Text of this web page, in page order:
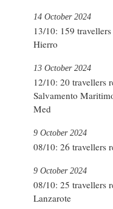
13/10: 159
Hierro
14 October 2024
12/10: 20 travellers
Salvamento
Med
13 October 2024
08/10: 26 travellers
9 October 2024
08/10: 25 travellers
Lanzarote
9 October 2024